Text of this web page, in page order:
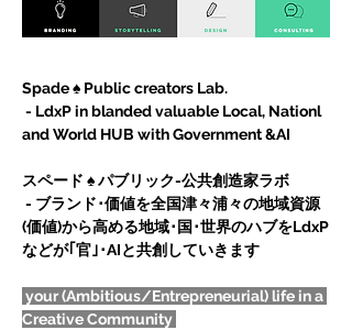
Spade ♠ Public creators Lab.
and World HUB with Government &AI
スペード ♠ パブリック-公共創造家ラボ
(価値)から高める地域･国･世界のハブをLdxP
などが｢官｣･AIと共創していきます
Creative Community